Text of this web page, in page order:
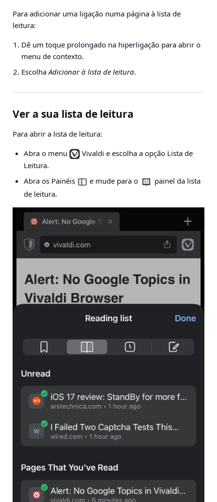
Para adicionar uma ligação numa página à lista de
leitura:
Dê um toque prolongado na hiperligação para abrir o
menu de contexto.
EscolhaAdicionar à lista de leitura.
Ver a sua lista de leitura
Para abrir a lista de leitura:
Abra o menu
Vivaldi e escolha a opção Lista de
Leitura.
Abra os Painéis
e mude para o
painel da lista
de leitura.